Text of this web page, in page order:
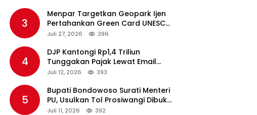
3
Menpar Targetkan Geopark Ijen
Pertahankan Green Card UNESCO
pada Revalidasi Agustus 2026
Juli 27, 2026 396
4
DJP Kantongi Rp1,4 Triliun
Tunggakan Pajak Lewat Email
Pengingat, Total Piutang Masih
Juli 12, 2026 393
5
Bupati Bondowoso Surati Menteri
PU, Usulkan Tol Prosiwangi Dibuka
Sementara
Juli 11, 2026 392